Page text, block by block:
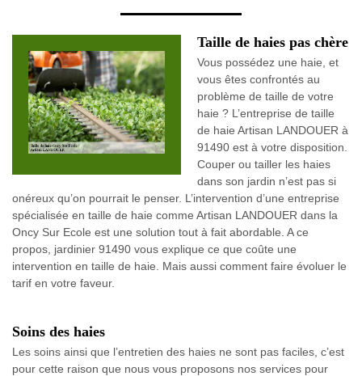
Taille de haies pas chère
Vous possédez une haie, et
vous êtes confrontés au
problème de taille de votre
haie ? L’entreprise de taille
de haie Artisan LANDOUER à
91490 est à votre disposition.
Couper ou tailler les haies
dans son jardin n’est pas si
onéreux qu’on pourrait le penser. L’intervention d’une entreprise
spécialisée en taille de haie comme Artisan LANDOUER dans la
Oncy Sur Ecole est une solution tout à fait abordable. A ce
propos, jardinier 91490 vous explique ce que coûte une
intervention en taille de haie. Mais aussi comment faire évoluer le
tarif en votre faveur.
Soins des haies
Les soins ainsi que l’entretien des haies ne sont pas faciles, c’est
pour cette raison que nous vous proposons nos services pour